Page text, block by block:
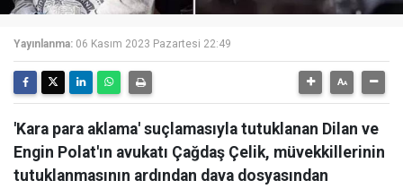
Yayınlanma: 06 Kasım 2023 Pazartesi 22:49
'Kara para aklama' suçlamasıyla tutuklanan Dilan ve
Engin Polat'ın avukatı Çağdaş Çelik, müvekkillerinin
tutuklanmasının ardından dava dosyasından